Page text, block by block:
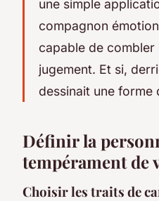
une simple
compagnon
capable de combler
jugement. Et si,
dessinait une forme
Définir la
tempérament de
Choisir les traits de